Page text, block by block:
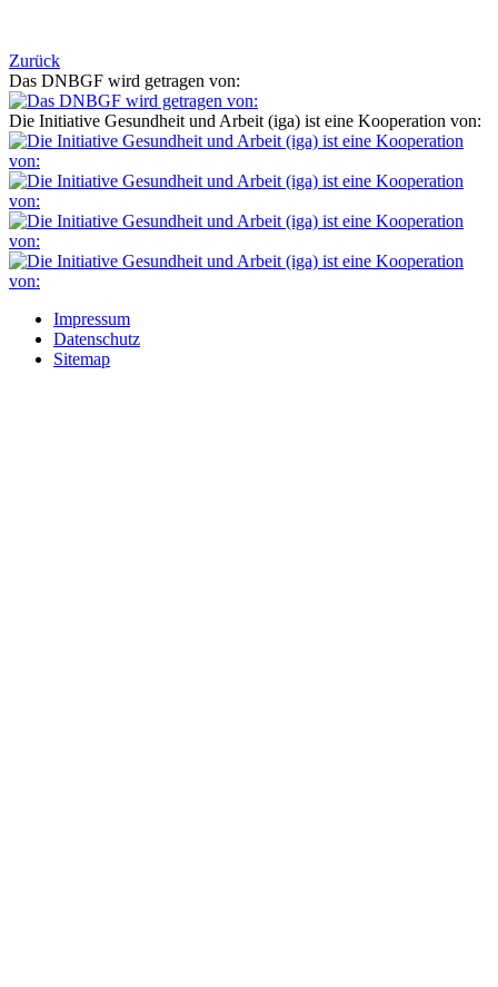
Zurück
Das DNBGF wird getragen von:
Die Initiative Gesundheit und Arbeit (iga) ist eine Kooperation von:
Impressum
Datenschutz
Sitemap